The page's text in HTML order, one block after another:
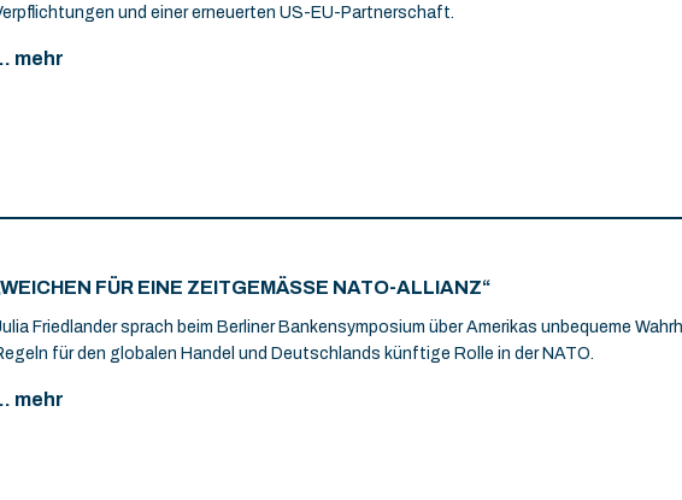
und einer erneuerten US-EU-Partnerschaft.
mehr
FÜR EINE ZEITGEMÄSSE NATO-ALLIANZ“
Friedlander sprach beim Berliner Bankensymposium über Amerikas unbequeme
für den globalen Handel und Deutschlands künftige Rolle in der NATO.
mehr